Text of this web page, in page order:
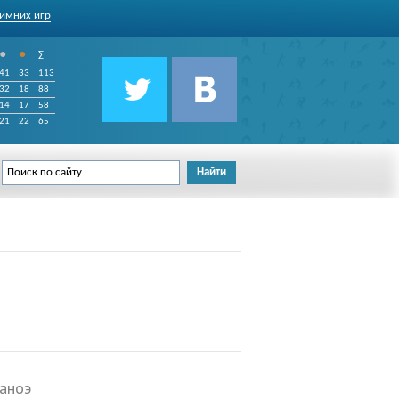
игр
• •
∑
41 33
113
32 18
88
14 17
58
21 22 65